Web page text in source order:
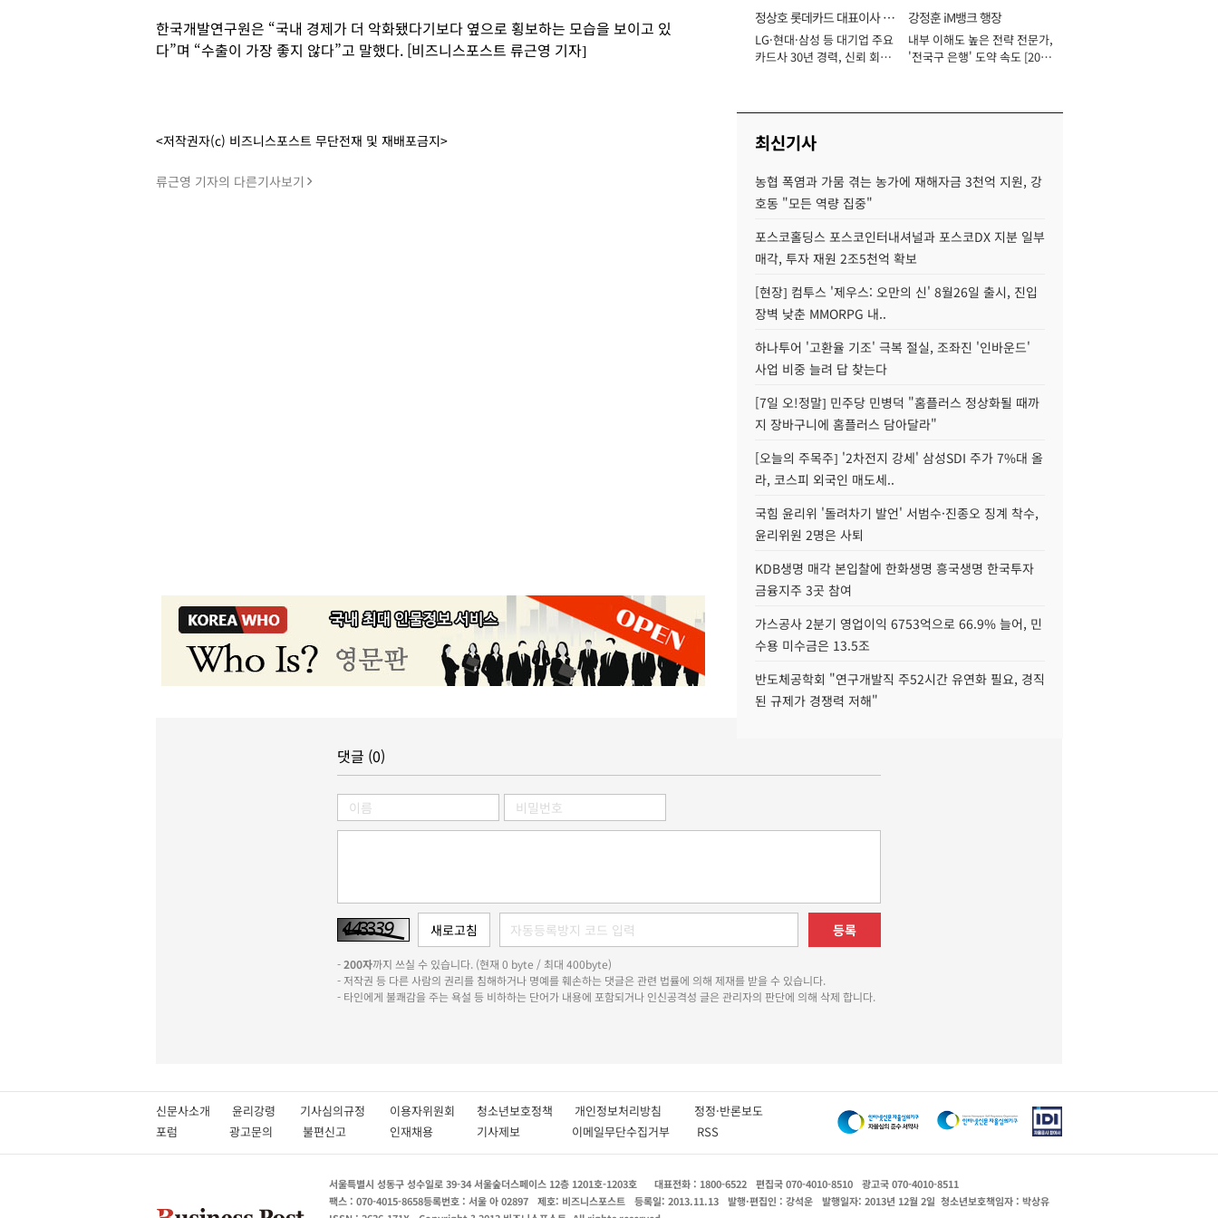
한국개발연구원은 “국내 경제가 더 악화됐다기보다 옆으로 횡보하는 모습을 보이고 있
다”며 “수출이 가장 좋지 않다”고 말했다. [비즈니스포스트 류근영 기자]
<저작권자(c) 비즈니스포스트 무단전재 및 재배포금지>
류근영 기자의 다른기사보기
정상호 롯데카드 대표이사 사
장
LG·현대·삼성 등 대기업 주요
카드사 30년 경력, 신뢰 회복
강정훈 iM뱅크 행장
내부 이해도 높은 전략 전문가,
'전국구 은행' 도약 속도 [2026
최신기사
농협 폭염과 가뭄 겪는 농가에 재해자금 3천억 지원, 강
호동 "모든 역량 집중"
포스코홀딩스 포스코인터내셔널과 포스코DX 지분 일부
매각, 투자 재원 2조5천억 확보
[현장] 컴투스 '제우스: 오만의 신' 8월26일 출시, 진입
장벽 낮춘 MMORPG 내..
하나투어 '고환율 기조' 극복 절실, 조좌진 '인바운드'
사업 비중 늘려 답 찾는다
[7일 오!정말] 민주당 민병덕 "홈플러스 정상화될 때까
지 장바구니에 홈플러스 담아달라"
[오늘의 주목주] '2차전지 강세' 삼성SDI 주가 7%대 올
라, 코스피 외국인 매도세..
국힘 윤리위 '돌려차기 발언' 서범수·진종오 징계 착수,
윤리위원 2명은 사퇴
KDB생명 매각 본입찰에 한화생명 흥국생명 한국투자
금융지주 3곳 참여
가스공사 2분기 영업이익 6753억으로 66.9% 늘어, 민
수용 미수금은 13.5조
반도체공학회 "연구개발직 주52시간 유연화 필요, 경직
된 규제가 경쟁력 저해"
댓글 (0)
등록
-200자까지 쓰실 수 있습니다. (현재 0 byte / 최대 400byte)
- 저작권 등 다른 사람의 권리를 침해하거나 명예를 훼손하는 댓글은 관련 법률에 의해 제재를 받을 수 있습니다.
- 타인에게 불쾌감을 주는 욕설 등 비하하는 단어가 내용에 포함되거나 인신공격성 글은 관리자의 판단에 의해 삭제 합니다.
신문사소개 윤리강령 기사심의규정 이용자위원회 청소년보호정책 개인정보처리방침 정정·반론보도
포럼
광고문의 불편신고 인재채용 기사제보 이메일무단수집거부 RSS
서울특별시 성동구 성수일로 39-34 서울숲더스페이스 12층 1201호-1203호 대표전화 : 1800-6522 편집국 070-4010-8510
광고국 070-4010-8511
팩스 : 070-4015-8658등록번호 : 서울 아 02897 제호: 비즈니스포스트 등록일: 2013.11.13 발행·편집인 : 강석운 발행일자: 2013년 12월 2일 청소년보호책임자 : 박상유